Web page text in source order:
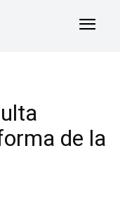
de la